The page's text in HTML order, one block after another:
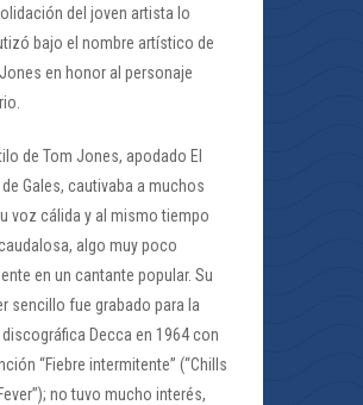
del joven artista lo
bajo el nombre artístico de
en honor al personaje
de Tom Jones, apodado El
Gales, cautivaba a muchos
voz cálida y al mismo tiempo
algo muy poco
en un cantante popular. Su
sencillo fue grabado para la
Decca en 1964 con
“Fiebre intermitente” (“Chills
no tuvo mucho interés,